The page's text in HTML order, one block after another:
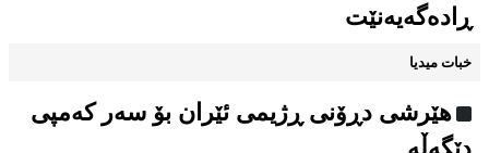
ڕادەگەیەنێت
خبات میدیا
هێرشی دڕۆنی ڕژیمی ئێران بۆ سەر کەمپی